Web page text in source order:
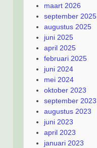
maart 2026
september 2025
augustus 2025
juni 2025
april 2025
februari 2025
juni 2024
mei 2024
oktober 2023
september 2023
augustus 2023
juni 2023
april 2023
januari 2023